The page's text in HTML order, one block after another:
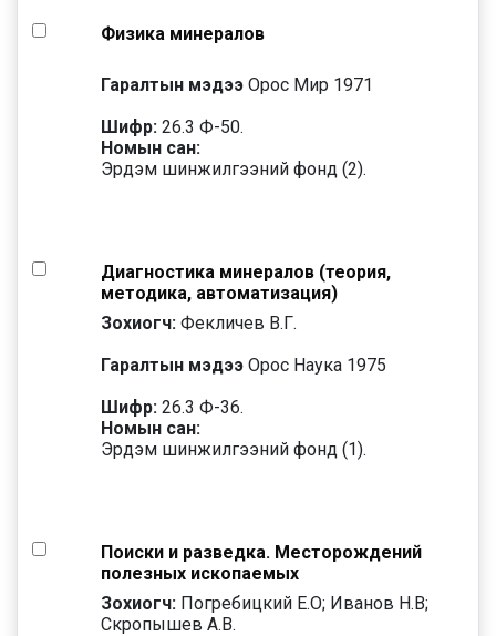
Физика минералов
Гаралтын мэдээ Орос Мир 1971
Шифр: 26.3 Ф-50.
Номын сан:
Эрдэм шинжилгээний фонд (2).
Диагностика минералов (теория,
методика, автоматизация)
Зохиогч: Фекличев В.Г.
Гаралтын мэдээ Орос Наука 1975
Шифр: 26.3 Ф-36.
Номын сан:
Эрдэм шинжилгээний фонд (1).
Поиски и разведка. Месторождений
полезных ископаемых
Зохиогч: Погребицкий Е.О; Иванов Н.В;
Скропышев А.В.